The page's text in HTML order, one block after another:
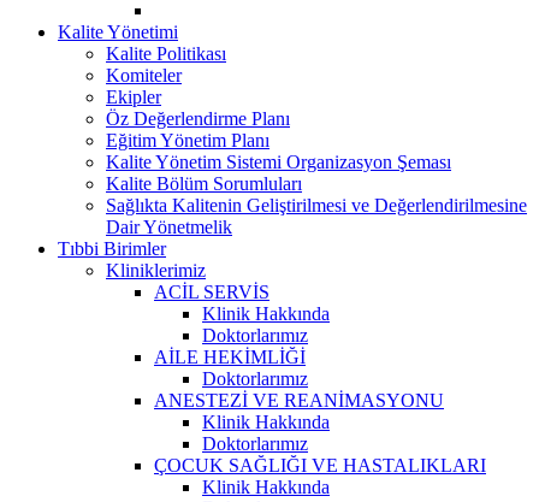
Kalite Yönetimi
Kalite Politikası
Komiteler
Ekipler
Öz Değerlendirme Planı
Eğitim Yönetim Planı
Kalite Yönetim Sistemi Organizasyon Şeması
Kalite Bölüm Sorumluları
Sağlıkta Kalitenin Geliştirilmesi ve Değerlendirilmesine
Dair Yönetmelik
Tıbbi Birimler
Kliniklerimiz
ACİL SERVİS
Klinik Hakkında
Doktorlarımız
AİLE HEKİMLİĞİ
Doktorlarımız
ANESTEZİ VE REANİMASYONU
Klinik Hakkında
Doktorlarımız
ÇOCUK SAĞLIĞI VE HASTALIKLARI
Klinik Hakkında